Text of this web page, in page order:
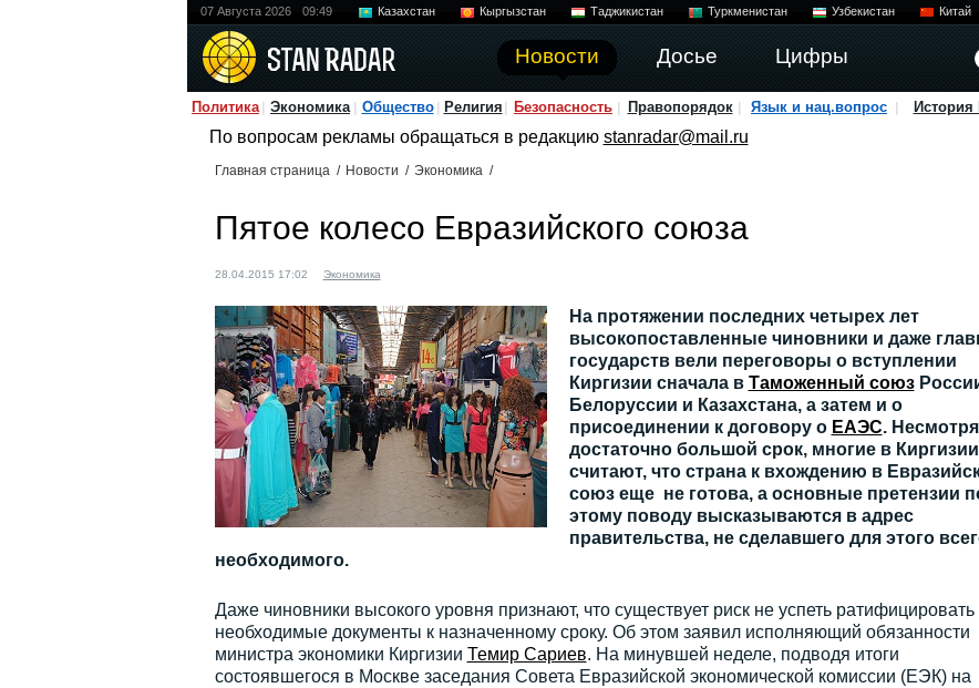
07 Августа 2026 09:49 Казахстан Кыргызстан Таджикистан Туркменистан Узбекистан Китай
Новости Досье Цифры
Политика Экономика Общество Религия Безопасность Правопорядок Язык и нац.вопрос История
По вопросам рекламы обращаться в редакцию stanradar@mail.ru
Главная страница / Новости / Экономика /
Пятое колесо Евразийского союза
28.04.2015 17:02 Экономика
На протяжении последних четырех лет
высокопоставленные чиновники и даже
государств вели переговоры о вступлении
Киргизии сначала в Таможенный союз
Белоруссии и Казахстана, а затем и о
присоединении к договору о ЕАЭС.
достаточно большой срок, многие в Киргизии
считают, что страна к вхождению в
союз еще не готова, а основные претензии
этому поводу высказываются в адрес
правительства, не сделавшего для этого
необходимого.
Даже чиновники высокого уровня признают, что существует риск не успеть ратифицировать
необходимые документы к назначенному сроку. Об этом заявил исполняющий обязанности
министра экономики Киргизии Темир Сариев. На минувшей неделе, подводя итоги
состоявшегося в Москве заседания Совета Евразийской экономической комиссии (ЕЭК) на